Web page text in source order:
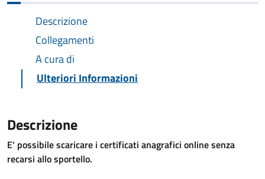
Descrizione
Collegamenti
A cura di
Ulteriori Informazioni
Descrizione
E' possibile scaricare i certificati anagrafici online senza
recarsi allo sportello.